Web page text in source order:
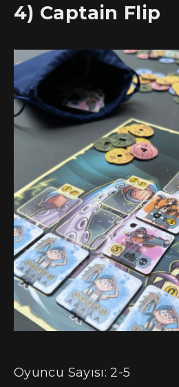
4) Captain Flip
Oyuncu Sayısı: 2-5